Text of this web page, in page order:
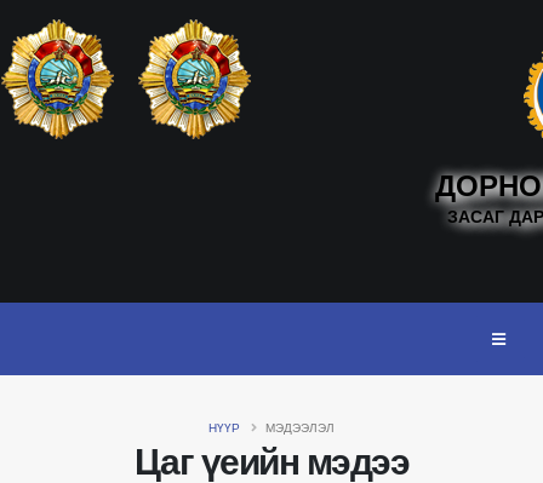
ЗАСАГ
Цаг үеийн мэдээ
НҮҮР МЭДЭЭЛЭЛ